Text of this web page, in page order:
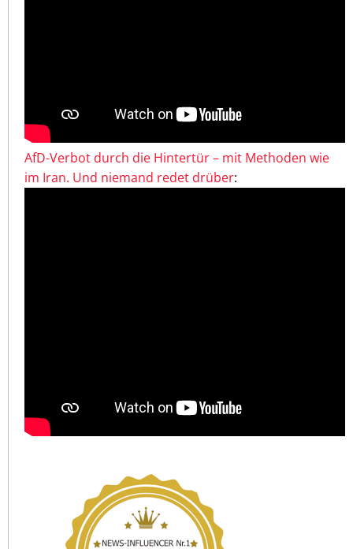
AfD-Verbot durch die Hintertür – mit Methoden wie
im Iran. Und niemand redet drüber: